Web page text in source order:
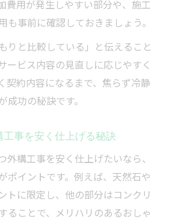
費用が発生しやすい部分や、施工
も事前に確認しておきましょう。
りと比較している」と伝えること
ービス内容の見直しに応じやすく
契約内容になるまで、焦らず冷静
成功の秘訣です。
事を安く仕上げる秘訣
外構工事を安く仕上げたいなら、
ポイントです。例えば、天然石や
トに限定し、他の部分はコンクリ
ることで、メリハリのあるおしゃ